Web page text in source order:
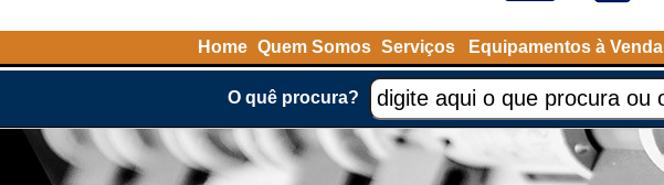
Home Quem Somos Serviços Equipamentos à Venda
O quê procura?